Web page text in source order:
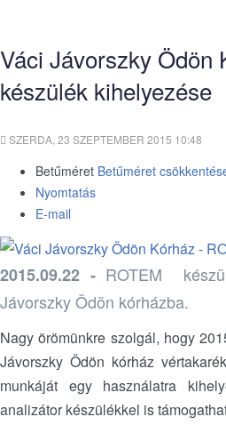
Váci Jávorszky Ödön
készülék kihelyezése
SZERDA, 23 SZEPTEMBER 2015 10:48
Betűméret Betűméret
Nyomtatás
E-mail
2015.09.22 - ROTEM
Jávorszky Ödön kórházba.
Nagy örömünkre szolgál, hogy
Jávorszky Ödön kórház
munkáját egy használatra
analizátor készülékkel is